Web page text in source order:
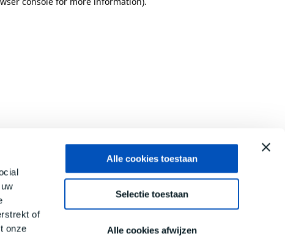
of
onze
Alle cookies toestaan
Selectie toestaan
Alle cookies afwijzen